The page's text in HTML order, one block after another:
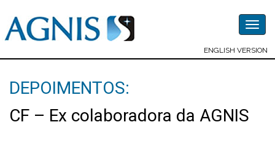
ENGLISH VERSION
DEPOIMENTOS:
CF – Ex colaboradora da AGNIS